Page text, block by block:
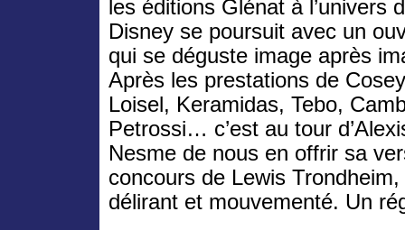
les éditions Glénat à l’univers
Disney se poursuit avec un
qui se déguste image après
Après les prestations de
Loisel, Keramidas, Tebo,
Petrossi… c’est au tour
Nesme de nous en offrir sa
concours de Lewis Trondheim,
délirant et mouvementé. Un